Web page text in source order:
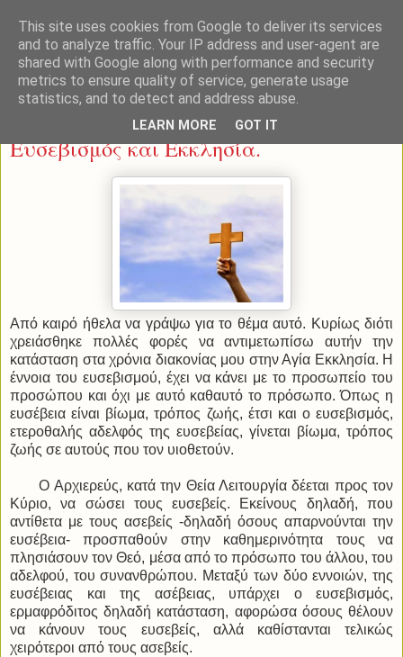
Πέμπτη 12 Ιουνίου 2014
Ευσεβισμός και Εκκλησία.
Από καιρό ήθελα να γράψω για το θέμα αυτό. Κυρίως διότι
χρειάσθηκε πολλές φορές να αντιμετωπίσω αυτήν την
κατάσταση στα χρόνια διακονίας μου στην Αγία Εκκλησία. Η
έννοια του ευσεβισμού, έχει να κάνει με το προσωπείο του
προσώπου και όχι με αυτό καθαυτό το πρόσωπο. Όπως η
ευσέβεια είναι βίωμα, τρόπος ζωής, έτσι και ο ευσεβισμός,
ετεροθαλής αδελφός της ευσεβείας, γίνεται βίωμα, τρόπος
ζωής σε αυτούς που τον υιοθετούν.
Ο Αρχιερεύς, κατά την Θεία Λειτουργία δέεται προς τον
Κύριο, να σώσει τους ευσεβείς. Εκείνους δηλαδή, που
αντίθετα με τους ασεβείς -δηλαδή όσους απαρνούνται την
ευσέβεια- προσπαθούν στην καθημερινότητα τους να
πλησιάσουν τον Θεό, μέσα από το πρόσωπο του άλλου, του
αδελφού, του συνανθρώπου. Μεταξύ των δύο εννοιών, της
ευσέβειας και της ασέβειας, υπάρχει ο ευσεβισμός,
ερμαφρόδιτος δηλαδή κατάσταση, αφορώσα όσους θέλουν
να κάνουν τους ευσεβείς, αλλά καθίστανται τελικώς
χειρότεροι από τους ασεβείς.
This site uses cookies from Google to deliver its services
and to analyze traffic. Your IP address and user-agent are
shared with Google along with performance and security
metrics to ensure quality of service, generate usage
statistics, and to detect and address abuse.
LEARN MORE GOT IT